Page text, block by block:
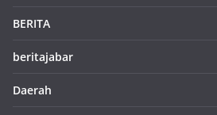
BERITA
beritajabar
Daerah